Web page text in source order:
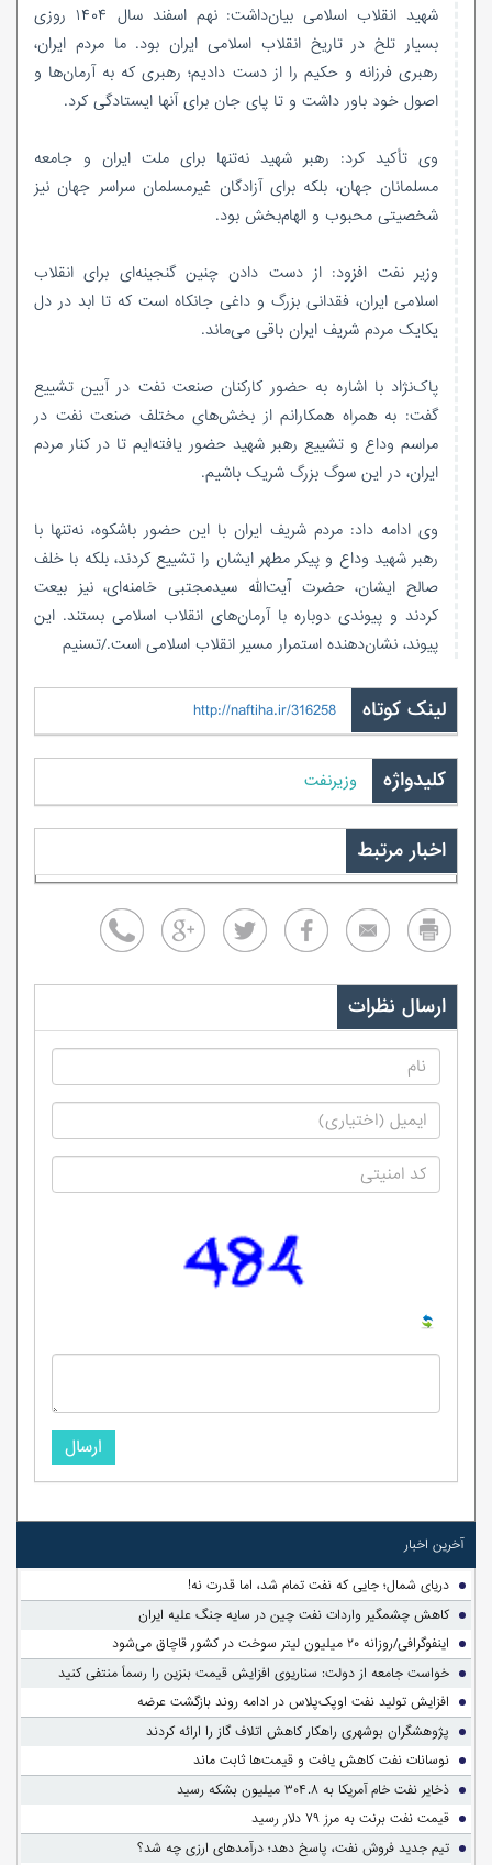
شهید انقلاب اسلامی بیان‌داشت: نهم اسفند سال ۱۴۰۴ روزی
بسیار تلخ در تاریخ انقلاب اسلامی ایران بود. ما مردم ایران،
رهبری فرزانه و حکیم را از دست دادیم؛ رهبری که به آرمان‌ها و
اصول خود باور داشت و تا پای جان برای آنها ایستادگی کرد.
وی تأکید کرد: رهبر شهید نه‌تنها برای ملت ایران و جامعه
مسلمانان جهان، بلکه برای آزادگان غیرمسلمان سراسر جهان نیز
شخصیتی محبوب و الهام‌بخش بود.
وزیر نفت افزود: از دست دادن چنین گنجینه‌ای برای انقلاب
اسلامی ایران، فقدانی بزرگ و داغی جانکاه است که تا ابد در دل
یکایک مردم شریف ایران باقی می‌ماند.
پاک‌نژاد با اشاره به حضور کارکنان صنعت نفت در آیین تشییع
گفت: به همراه همکارانم از بخش‌های مختلف صنعت نفت در
مراسم وداع و تشییع رهبر شهید حضور یافته‌ایم تا در کنار مردم
ایران، در این سوگ بزرگ شریک باشیم.
وی ادامه داد: مردم شریف ایران با این حضور باشکوه، نه‌تنها با
رهبر شهید وداع و پیکر مطهر ایشان را تشییع کردند، بلکه با خلف
صالح ایشان، حضرت آیت‌الله سیدمجتبی خامنه‌ای، نیز بیعت
کردند و پیوندی دوباره با آرمان‌های انقلاب اسلامی بستند. این
پیوند، نشان‌دهنده استمرار مسیر انقلاب اسلامی است./تسنیم
لینک کوتاه http://naftiha.ir/316258
کلیدواژه وزیرنفت
اخبار مرتبط
ارسال نظرات
ارسال
آخرین اخبار
دریای شمال؛ جایی که نفت تمام شد، اما قدرت نه!
کاهش چشمگیر واردات نفت چین در سایه جنگ علیه ایران
اینفوگرافی/روزانه ۲۰ میلیون لیتر سوخت در کشور قاچاق می‌شود
خواست جامعه از دولت: سناریوی افزایش قیمت بنزین را رسماً منتفی کنید
افزایش تولید نفت اوپک‌پلاس در ادامه روند بازگشت عرضه
پژوهشگران بوشهری راهکار کاهش اتلاف گاز را ارائه کردند
نوسانات نفت کاهش یافت و قیمت‌ها ثابت ماند
ذخایر نفت خام آمریکا به ۳۰۴.۸ میلیون بشکه رسید
قیمت نفت برنت به مرز ۷۹ دلار رسید
تیم جدید فروش نفت، پاسخ دهد؛ درآمدهای ارزی چه شد؟